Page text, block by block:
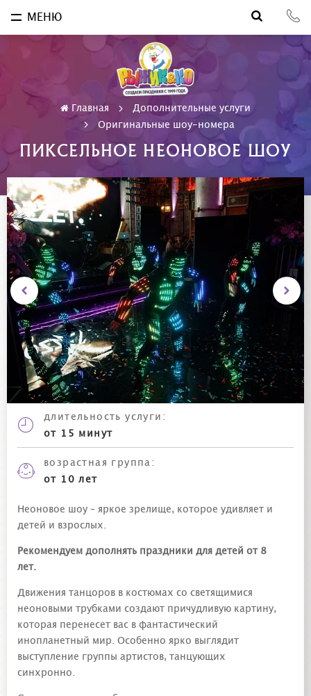
МЕНЮ
Главная
Дополнительные услуги
Оригинальные шоу-номера
ПИКСЕЛЬНОЕ НЕОНОВОЕ ШОУ
длительность услуги :
от 15 минут
возрастная группа:
от 10 лет
Неоновое шоу – яркое зрелище, которое удивляет и
детей и взрослых.
Рекомендуем дополнять праздники для детей от 8
лет.
Движения танцоров в костюмах со светящимися
неоновыми трубками создают причудливую картину,
которая перенесет вас в фантастический
инопланетный мир. Особенно ярко выглядит
выступление группы артистов, танцующих
синхронно.